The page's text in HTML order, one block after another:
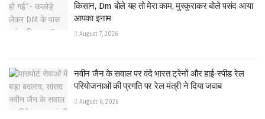
किसान, Dm बोले यह तो मेरा काम, मुस्कुराकर बोले पसंद आया
आपका इनाम
August 7, 2026
नवीन जैन के सवाल पर वंदे भारत ट्रेनों और हाई-स्पीड रेल
परियोजनाओं की प्रगति पर रेल मंत्री ने दिया जवाब
August 6, 2026